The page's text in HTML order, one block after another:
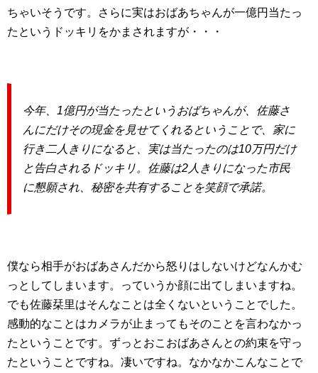
ちゃいそうです。さらに実はおばあちゃんが一億円当たっ
たというドッキリをかまされますが・・・
今年、1億円が当たったというおばちゃんが、佐藤さ
んにだけその現金を見せてくれるということで、家に
行き二人きりになると、実は当たったのは10万円だけ
と告白されるドッキリ。佐藤は2人きりになった市民
に懇願され、秘密を共有することを笑顔で承諾。
僕なら相手がおばあさんだから怒りはしないけどなんかむ
っとしてしまいます。っていうか顔に出てしまいますね。
でも佐藤栞里はそんなことは全くないということでした。
感動的なことはカメラが止まってもそのことを言わなかっ
たということです。ずっとおこおばあさんとの約束を守っ
たということですね。凄いですね。なかなかこんなことで